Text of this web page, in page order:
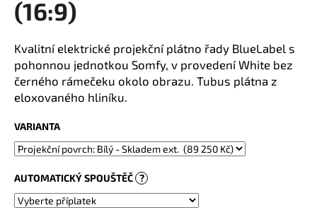
(16:9)
Kvalitní elektrické projekční plátno řady BlueLabel s
pohonnou jednotkou Somfy, v provedení White bez
černého rámečeku okolo obrazu. Tubus plátna z
eloxovaného hliníku.
VARIANTA
AUTOMATICKÝ SPOUŠTĚČ ?
a
í
t
?